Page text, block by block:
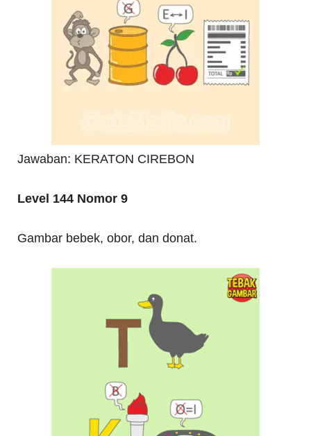
Jawaban: KERATON CIREBON
Level 144 Nomor 9
Gambar bebek, obor, dan donat.